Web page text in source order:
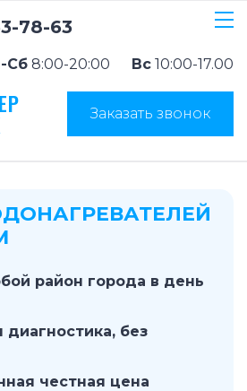
78-63
Сб 8:00-20:00 Вс 10:00-17.00
Заказать звонок
район города в день
диагностика, без
честная цена